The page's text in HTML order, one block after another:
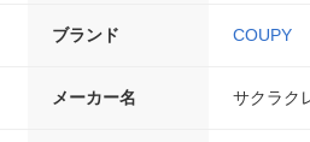
ブランド COUPY
メーカー名 サクラク